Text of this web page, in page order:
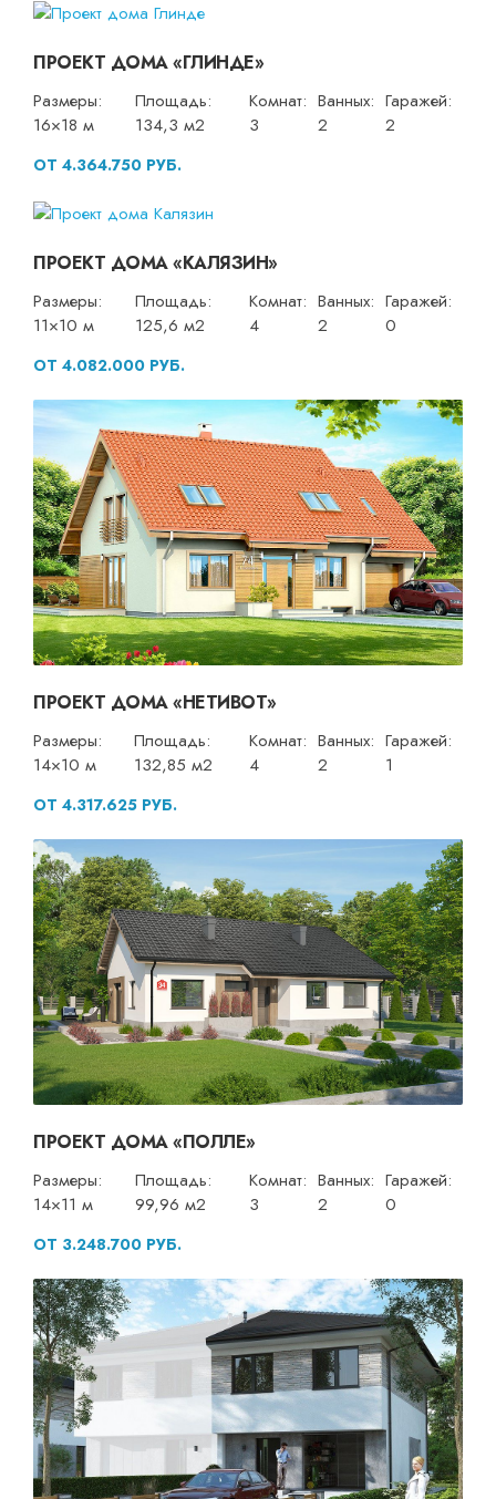
ПРОЕКТ ДОМА «ГЛИНДЕ»
Размеры:
16×18 м
Площадь:
134,3 м2
Комнат:
3
Ванных:
2
Гаражей:
2
ОТ 4.364.750 РУБ.
ПРОЕКТ ДОМА «КАЛЯЗИН»
Размеры:
11×10 м
Площадь:
125,6 м2
Комнат:
4
Ванных:
2
Гаражей:
0
ОТ 4.082.000 РУБ.
ПРОЕКТ ДОМА «НЕТИВОТ»
Размеры:
14×10 м
Площадь:
132,85 м2
Комнат:
4
Ванных:
2
Гаражей:
1
ОТ 4.317.625 РУБ.
ПРОЕКТ ДОМА «ПОЛЛЕ»
Размеры:
14×11 м
Площадь:
99,96 м2
Комнат:
3
Ванных:
2
Гаражей:
0
ОТ 3.248.700 РУБ.